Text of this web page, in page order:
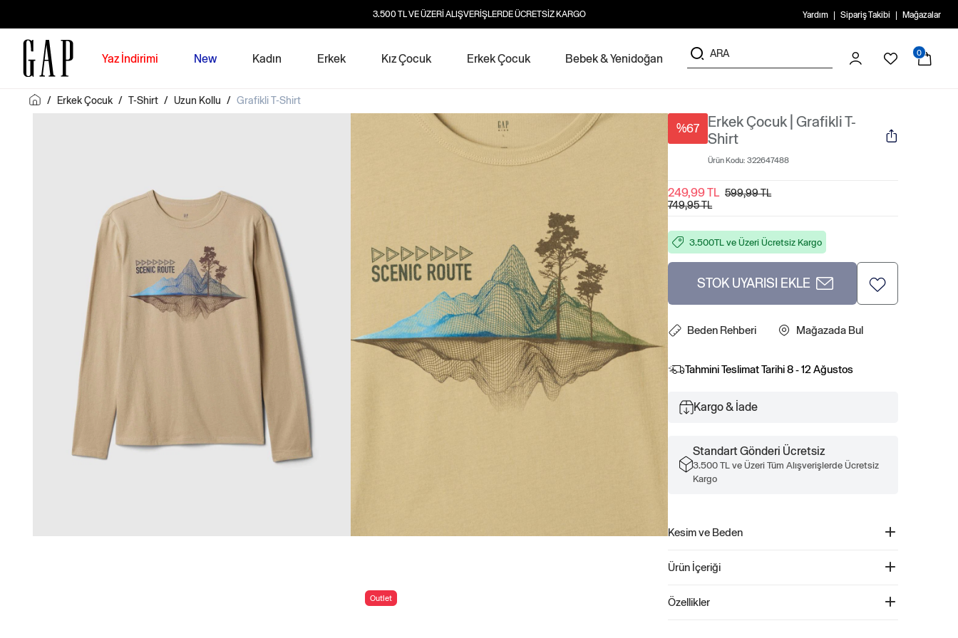
3.500 TL VE ÜZERİ ALIŞVERİŞLERDE ÜCRETSİZ KARGO Yardım Sipariş Takibi Mağazalar
Yaz İndirimi New Kadın Erkek Kız Çocuk Erkek Çocuk Bebek & Yenidoğan 0
/ Erkek Çocuk / T-Shirt / Uzun Kollu / Grafikli T-Shirt
Outlet
%67
Erkek Çocuk | Grafikli T-
Shirt
Ürün Kodu: 322647488
249,99 TL 599,99 TL
749,95 TL
3.500TL ve Üzeri Ücretsiz Kargo
STOK UYARISI EKLE
Beden Rehberi Mağazada Bul
Tahmini Teslimat Tarihi8 - 12 Ağustos
Kargo & İade
Standart Gönderi Ücretsiz
3.500 TL ve Üzeri Tüm Alışverişlerde Ücretsiz
Kargo
Kesim ve Beden
bilgisi için Beden Kılavuzumuza göz atın.
Ürün İçeriği
Ürün Kodu: 517758
Özellikler